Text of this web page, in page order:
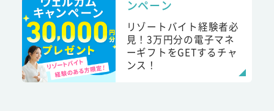
ンペーン
リゾートバイト経験者必
見！3万円分の電子マネ
ーギフトをGETするチャ
ンス！